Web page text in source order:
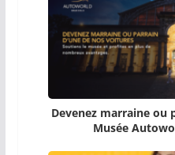
Devenez marraine ou
Musée